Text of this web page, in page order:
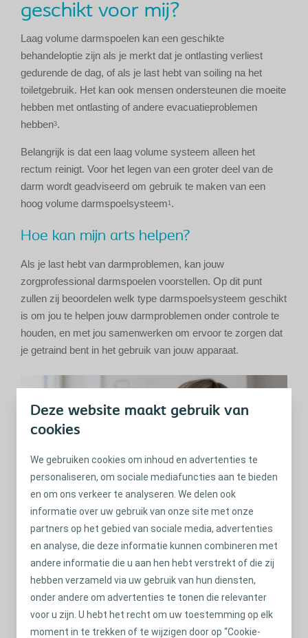
Deze website maakt gebruik van
cookies
We gebruiken cookies om inhoud en advertenties te
personaliseren, om sociale mediafuncties aan te bieden
en om ons verkeer te analyseren. We delen ook
informatie over uw gebruik van onze site met onze
partners op het gebied van sociale media, advertenties
en analyse, die deze informatie kunnen combineren met
andere informatie die u aan hen hebt verstrekt of die zij
hebben verzameld via uw gebruik van hun diensten,
onder andere om advertenties te tonen die relevanter
voor u zijn. U hebt het recht om uw toestemming op elk
moment in te trekken of te wijzigen door op “Cookie-
geschikt voor mij?
Laag volume darmspoelen kan een geschikte
behandeloptie zijn als je merkt dat je ontlasting verliest
gedurende de dag, of als je last hebt van soiling na het
toiletgebruik. Het kan ook mensen ondersteunen die moeite
hebben met ontlasting of andere evacuatieproblemen
hebben3.
Belangrijk is dat een laag volume systeem alleen het
rectum reinigt. Voor het legen van een groter deel van de
darm wordt geadviseerd om gebruik te maken van een
hoog volume darmspoelsysteem 1 .
Hoe kan mijn arts helpen?
Als je last hebt van darmproblemen, kan jouw
zorgprofessional darmspoelen voorstellen. Op dit punt
zullen zij beoordelen welk type darmspoelsysteem geschikt
is om jou te helpen jouw darmproblemen onder controle te
houden, en met jou samenwerken om ervoor te zorgen dat
je getraind bent in het gebruik van jouw apparaat.
Raadpleeg eerst jouw zorgprofessional voordat je zowel
hoog- als laagvolume systemen gebruikt.
Samenvatting:
De onderstaande tabel geeft een samenvatting van de
verschillen tussen hoog- en laag volume darmspoelen.